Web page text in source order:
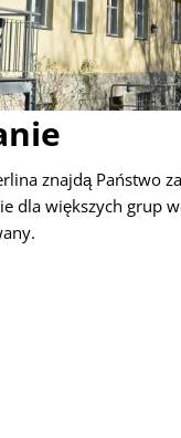
znajdą Państwo
dla większych grup